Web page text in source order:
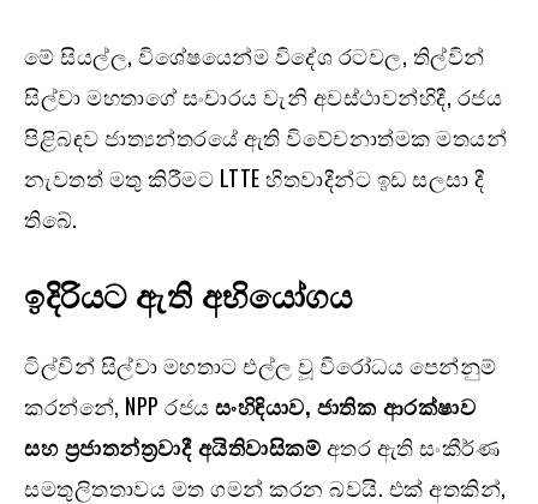
මේ සියල්ල, විශේෂයෙන්ම විදේශ රටවල, තිල්වින්
සිල්වා මහතාගේ සංචාරය වැනි අවස්ථාවන්හිදී, රජය
පිළිබඳව ජාත්‍යන්තරයේ ඇති විවේචනාත්මක මතයන්
නැවතත් මතු කිරීමට LTTE හිතවාදීන්ට ඉඩ සලසා දී
තිබේ.
ඉදිරියට ඇති අභියෝගය
ටිල්වින් සිල්වා මහතාට එල්ල වූ විරෝධය පෙන්නුම්
කරන්නේ, NPP රජයසංහිඳියාව, ජාතික ආරක්ෂාව
සහ ප්‍රජාතන්ත්‍රවාදී අයිතිවාසිකම්අතර ඇති සංකීර්ණ
සමතුලිතතාවය මත ගමන් කරන බවයි. එක් අතකින්,